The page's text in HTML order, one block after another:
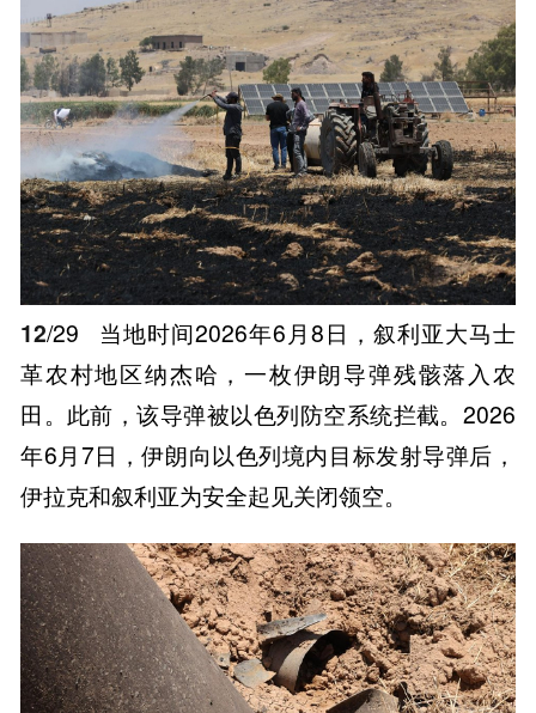
12/29
当地时间2026年6月8日，叙利亚大马士
革农村地区纳杰哈，一枚伊朗导弹残骸落入农
田。此前，该导弹被以色列防空系统拦截。2026
年6月7日，伊朗向以色列境内目标发射导弹后，
伊拉克和叙利亚为安全起见关闭领空。